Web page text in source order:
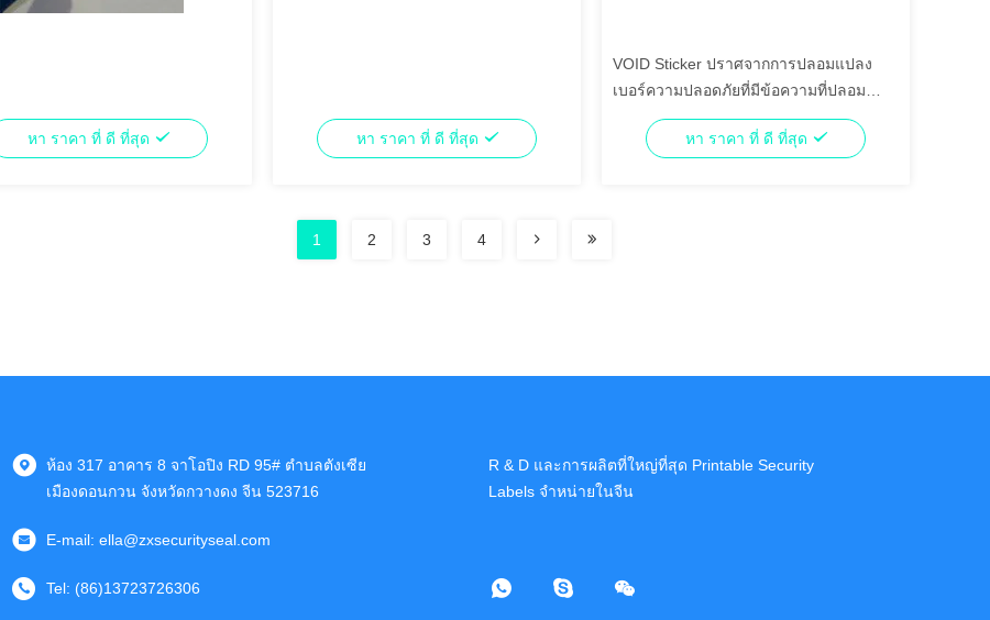
หา ราคา ที่ ดี ที่สุด หา ราคา ที่ ดี ที่สุด
VOID Sticker ปราศจากการปลอมแปลง
เบอร์ความปลอดภัยที่มีข้อความที่ปลอม
หา ราคา ที่ ดี ที่สุด
1 2 3 4
ห้อง 317 อาคาร 8 จาโอปิง RD 95# ตําบลตังเซีย
เมืองดอนกวน จังหวัดกวางดง จีน 523716
E-mail: ella@zxsecurityseal.com
Tel: (86)13723726306
R & D และการผลิตที่ใหญ่ที่สุด Printable Security
Labels จําหน่ายในจีน